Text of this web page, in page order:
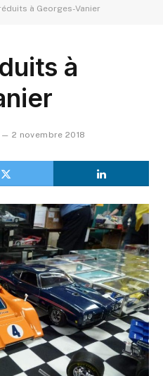
à Georges-Vanier
à
2 novembre 2018